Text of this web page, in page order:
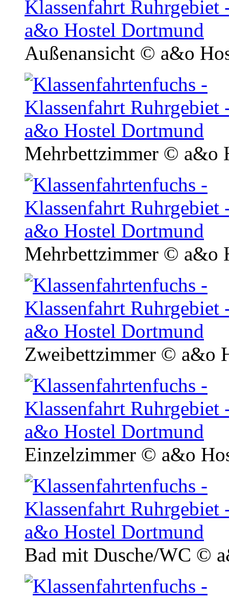
Außenansicht © a&o
Mehrbettzimmer © a&o
Mehrbettzimmer © a&o
Zweibettzimmer © a&o
Einzelzimmer © a&o
Bad mit Dusche/WC ©